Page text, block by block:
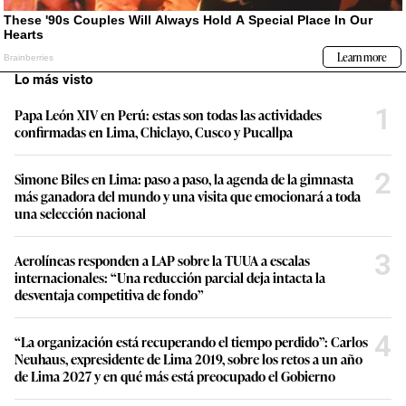
Lo más visto
Papa León XIV en Perú: estas son todas las actividades
confirmadas en Lima, Chiclayo, Cusco y Pucallpa
1
Simone Biles en Lima: paso a paso, la agenda de la gimnasta
más ganadora del mundo y una visita que emocionará a toda
una selección nacional
2
Aerolíneas responden a LAP sobre la TUUA a escalas
internacionales: “Una reducción parcial deja intacta la
desventaja competitiva de fondo”
3
“La organización está recuperando el tiempo perdido”: Carlos
Neuhaus, expresidente de Lima 2019, sobre los retos a un año
de Lima 2027 y en qué más está preocupado el Gobierno
4